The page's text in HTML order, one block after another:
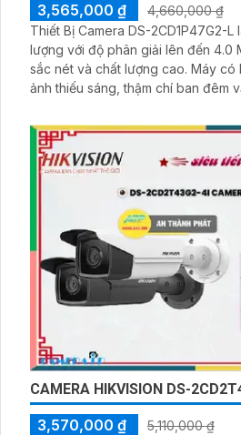
3,565,000 ₫
4,660,000 ₫
Thiết Bị Camera DS-2CD1P47G2-L
lượng với độ phân giải lên đến 4.0
sắc nét và chất lượng cao. Máy có khả năng xử lý hình
ảnh thiếu sáng, thậm chí ban đêm
chống ngược sáng DWDR 120db,
lượng hình ảnh ngay cả khi lắp
sáng khắc nghiệt
CAMERA HIKVISION DS-
3,570,000 ₫
5,110,000 ₫